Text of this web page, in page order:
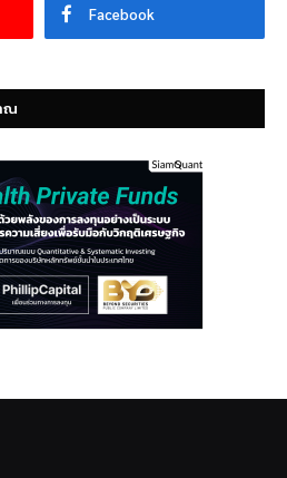
Facebook
ณ